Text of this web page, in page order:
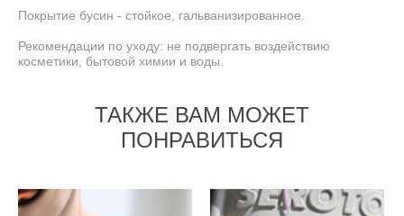
Покрытие бусин - стойкое, гальванизированное.
Рекомендации по уходу: не подвергать воздействию
косметики, бытовой химии и воды.
ТАКЖЕ ВАМ МОЖЕТ
ПОНРАВИТЬСЯ